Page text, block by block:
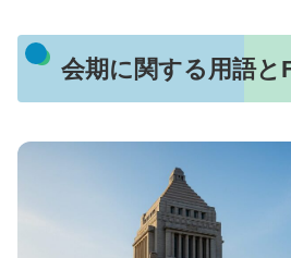
会期に関する用語と